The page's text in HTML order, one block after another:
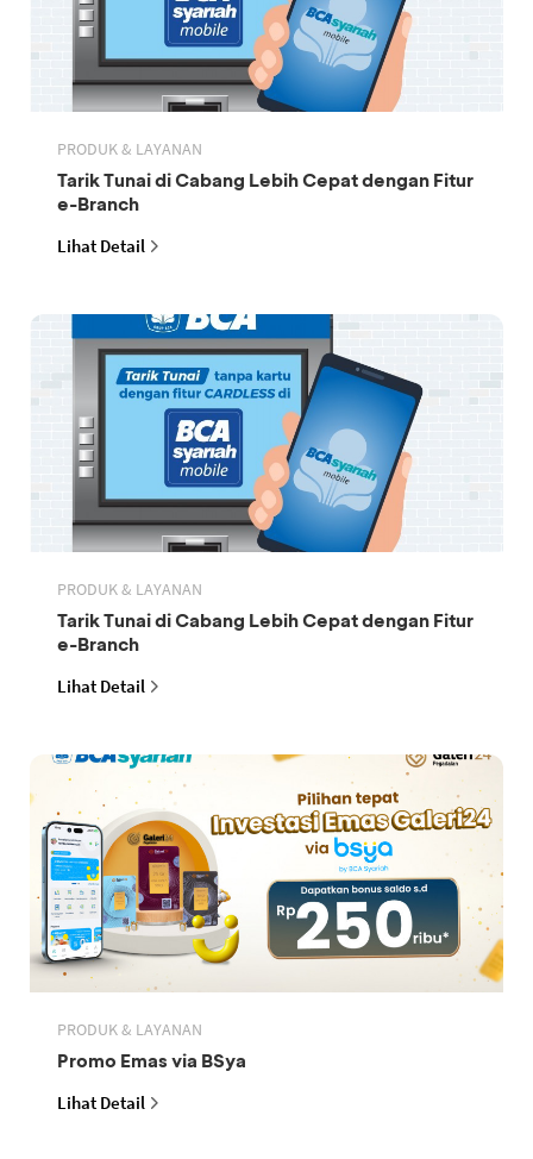
PRODUK & LAYANAN
Tarik Tunai di Cabang Lebih Cepat dengan Fitur
e-Branch
Lihat Detail
PRODUK & LAYANAN
Tarik Tunai di Cabang Lebih Cepat dengan Fitur
e-Branch
Lihat Detail
PRODUK & LAYANAN
Promo Emas via BSya
Lihat Detail